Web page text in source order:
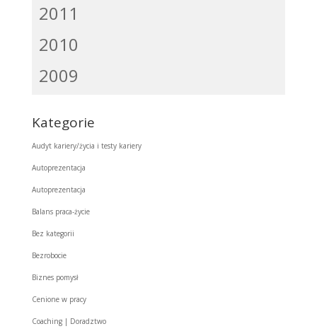
2011
2010
2009
Kategorie
Audyt kariery/życia i testy kariery
Autoprezentacja
Autoprezentacja
Balans praca-życie
Bez kategorii
Bezrobocie
Biznes pomysł
Cenione w pracy
Coaching | Doradztwo